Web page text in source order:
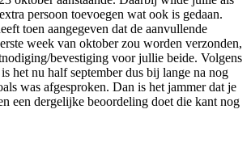
persoon toevoegen wat ook is gedaan.
toen aangegeven dat de aanvullende
week van oktober zou worden verzonden,
bevestiging voor jullie beide. Volgens
het nu half september dus bij lange na nog
was afgesproken. Dan is het jammer dat je
een dergelijke beoordeling doet die kant nog